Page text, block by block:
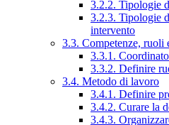
3.2.2. Tipologie
3.2.3. Tipologie
intervento
3.3. Competenze, ruoli
3.3.1.
3.3.2. Definire
3.4. Metodo di lavoro
3.4.1. Definire
3.4.2. Curare la
3.4.3.